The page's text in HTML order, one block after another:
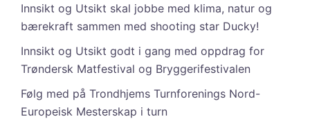
Innsikt og Utsikt skal jobbe med klima, natur og
bærekraft sammen med shooting star Ducky!
Innsikt og Utsikt godt i gang med oppdrag for
Trøndersk Matfestival og Bryggerifestivalen
Følg med på Trondhjems Turnforenings Nord-
Europeisk Mesterskap i turn